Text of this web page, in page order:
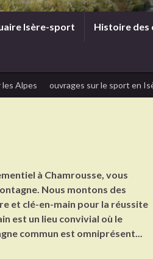
Isère-sport Histoire des
les Alpes ouvrages sur le sport en
à Chamrousse, vous
Nous montons des
et clé-en-main pour la réussite
est un lieu convivial où le
commun est omniprésent...